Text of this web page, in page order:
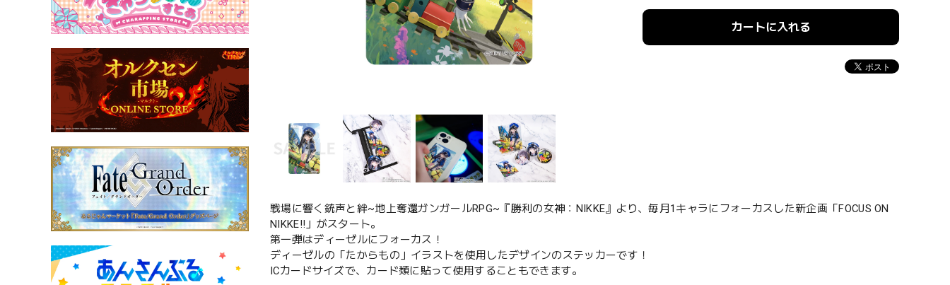
カートに入れる
戦場に響く銃声と絆~地上奪還ガンガールRPG~『勝利の女神：NIKKE』より、毎月1キャラにフォーカスした新企画「FOCUS ON
NIKKE!!」がスタート。
第一弾はディーゼルにフォーカス！
ディーゼルの「たからもの」イラストを使用したデザインのステッカーです！
ICカードサイズで、カード類に貼って使用することもできます。